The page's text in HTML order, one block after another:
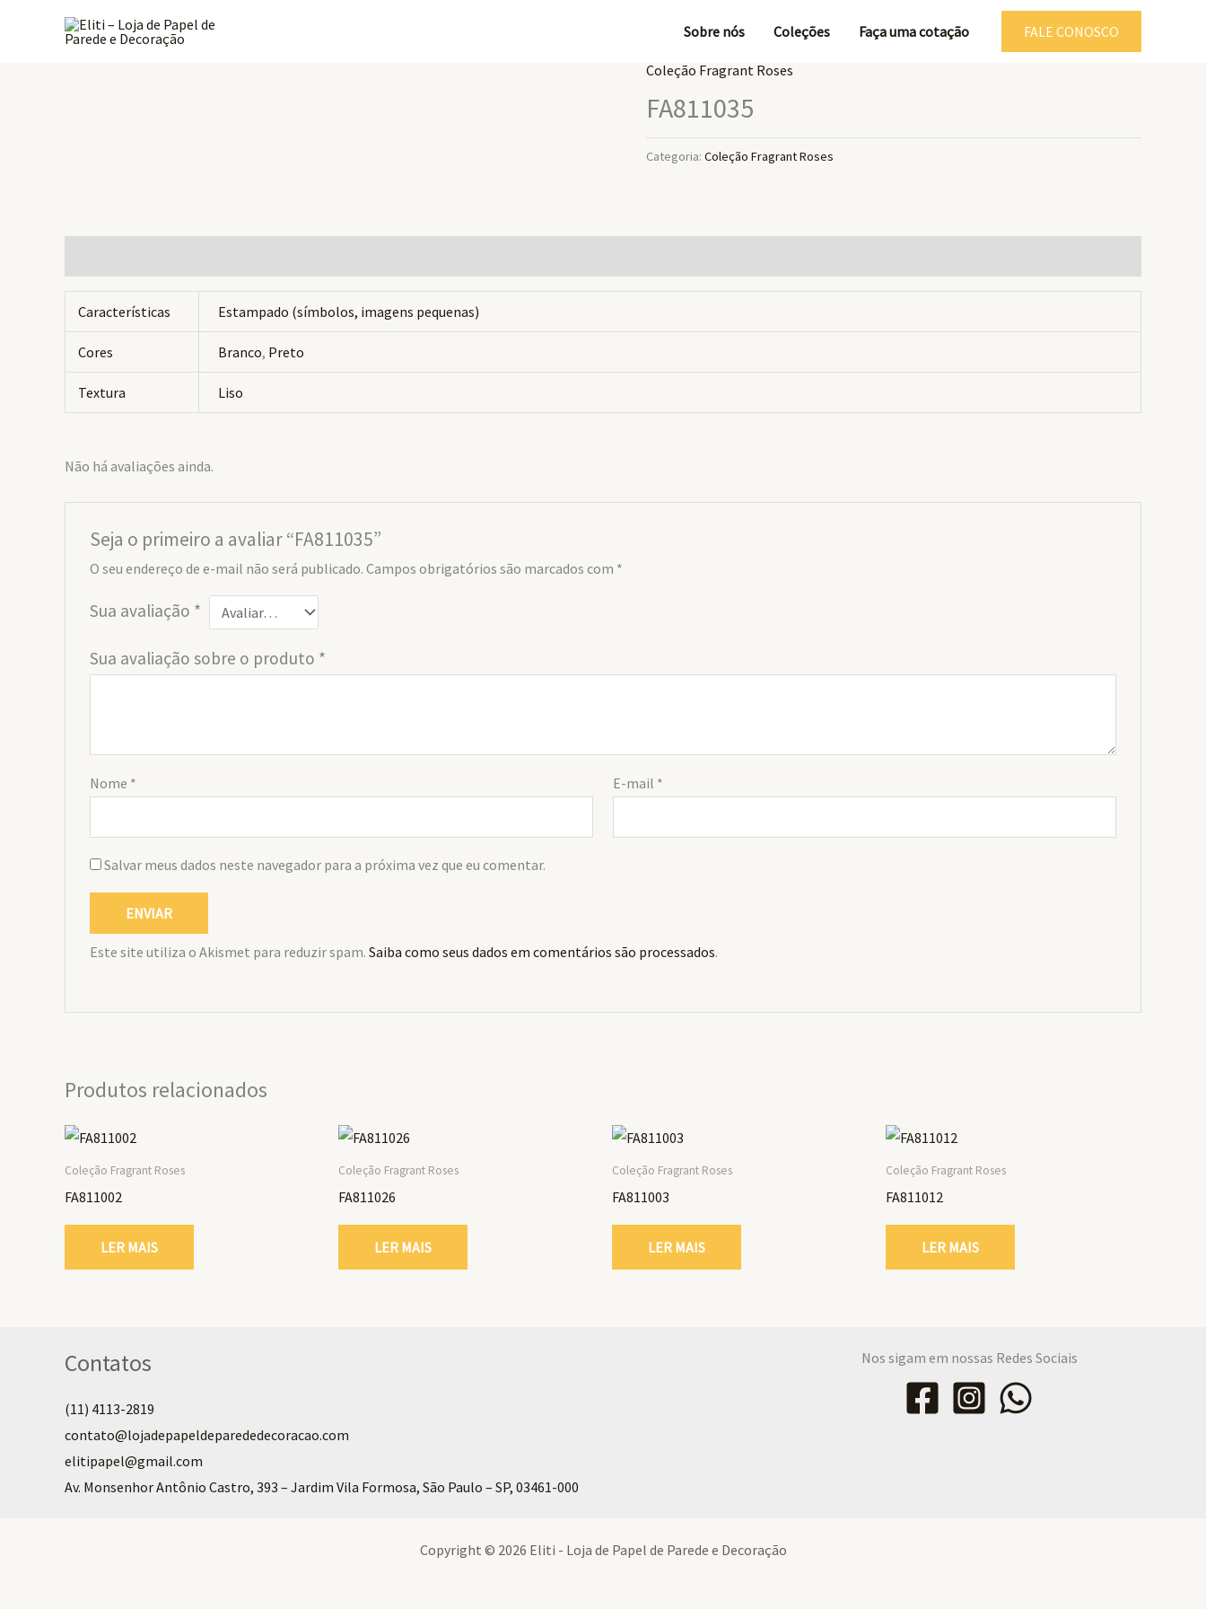
Sobre nós Coleções Faça uma cotação FALE CONOSCO
Coleção Fragrant Roses
FA811035
Categoria: Coleção Fragrant Roses
Características Estampado (símbolos, imagens pequenas)
Cores Branco, Preto
Textura Liso
Não há avaliações ainda.
Seja o primeiro a avaliar “FA811035”
O seu endereço de e-mail não será publicado. Campos obrigatórios são marcados com *
Sua avaliação *
Sua avaliação sobre o produto *
Nome * E-mail *
Salvar meus dados neste navegador para a próxima vez que eu comentar.
Este site utiliza o Akismet para reduzir spam. Saiba como seus dados em comentários são processados.
Produtos relacionados
Coleção Fragrant Roses
FA811002
LER MAIS
Coleção Fragrant Roses
FA811026
LER MAIS
Coleção Fragrant Roses
FA811003
LER MAIS
Coleção Fragrant Roses
FA811012
LER MAIS
Contatos
(11) 4113-2819
contato@lojadepapeldeparededecoracao.com
elitipapel@gmail.com​
Av. Monsenhor Antônio Castro, 393 – Jardim Vila Formosa, São Paulo – SP, 03461-000
Nos sigam em nossas Redes Sociais
Copyright © 2026 Eliti - Loja de Papel de Parede e Decoração